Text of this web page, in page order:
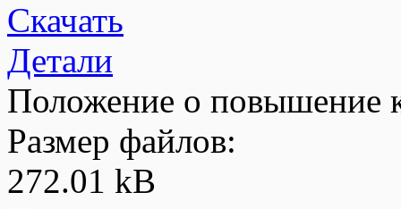
Скачать
Детали
Положение о повышение
Размер файлов:
272.01 kB